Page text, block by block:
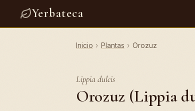
Yerbateca
Inicio › Plantas › Orozuz
Lippia dulcis
Orozuz (Lippia